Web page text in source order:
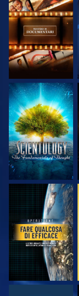
ESPLORA LE
SERIE
ESPLORA LE
SERIE
GUARDA